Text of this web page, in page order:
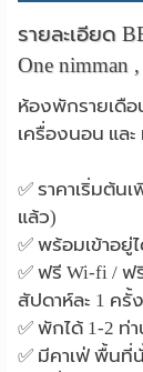
รายละเอียด
One nimman
ห้องพักรายเดือ
เครื่องนอน แล
✅ ราคาเริ่มต้น
แล้ว)
✅ พร้อมเข้าอยู่
✅ ฟรี Wi-fi / ฟ
สัปดาห์ละ 1 ครั้ง
✅ พักได้ 1-2 ท่า
✅ มีคาเฟ่ พื้นที่